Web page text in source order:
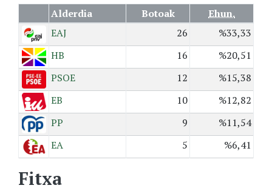
Alderdia Botoak
Ehun.
EAJ
26
%33,33
HB
16
%20,51
PSOE
12
%15,38
EB
10
%12,82
PP
9
%11,54
EA
5 %6,41
Fitxa